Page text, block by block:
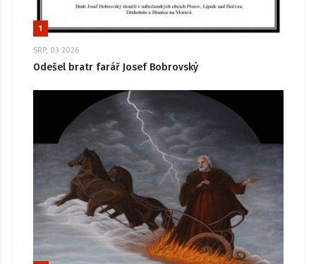
1
SRP, 03 2026
Odešel bratr farář Josef Bobrovský